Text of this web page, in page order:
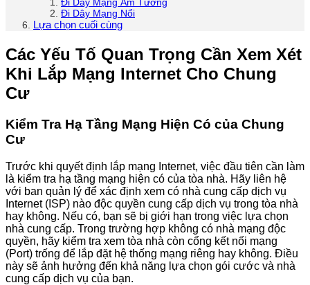
Đi Dây Mạng Nổi
Lựa chọn cuối cùng
Các Yếu Tố Quan Trọng Cần Xem Xét
Khi Lắp Mạng Internet Cho Chung
Cư
Kiểm Tra Hạ Tầng Mạng Hiện Có của Chung
Cư
Trước khi quyết định lắp mạng Internet, việc đầu tiên cần làm
là kiểm tra hạ tầng mạng hiện có của tòa nhà. Hãy liên hệ
với ban quản lý để xác định xem có nhà cung cấp dịch vụ
Internet (ISP) nào độc quyền cung cấp dịch vụ trong tòa nhà
hay không. Nếu có, bạn sẽ bị giới hạn trong việc lựa chọn
nhà cung cấp. Trong trường hợp không có nhà mạng độc
quyền, hãy kiểm tra xem tòa nhà còn cổng kết nối mạng
(Port) trống để lắp đặt hệ thống mạng riêng hay không. Điều
này sẽ ảnh hưởng đến khả năng lựa chọn gói cước và nhà
cung cấp dịch vụ của bạn.